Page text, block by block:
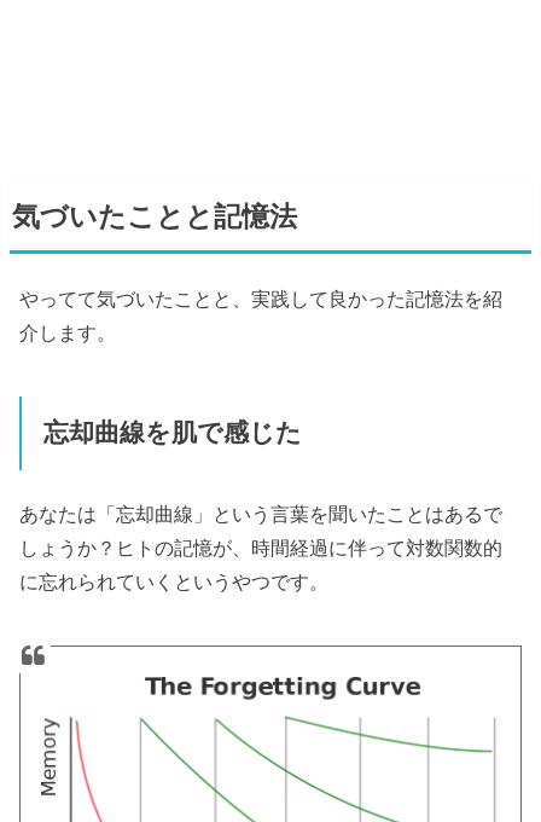
気づいたことと記憶法
やってて気づいたことと、実践して良かった記憶法を紹
介します。
忘却曲線を肌で感じた
あなたは「忘却曲線」という言葉を聞いたことはあるで
しょうか？ヒトの記憶が、時間経過に伴って対数関数的
に忘れられていくというやつです。